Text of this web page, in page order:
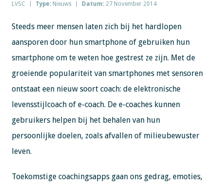
LVSC Type: Nieuws Datum: 27 November 2014
Steeds meer mensen laten zich bij het hardlopen
aansporen door hun smartphone of gebruiken hun
smartphone om te weten hoe gestrest ze zijn. Met de
groeiende populariteit van smartphones met sensoren
ontstaat een nieuw soort coach: de elektronische
levensstijlcoach of e-coach. De e-coaches kunnen
gebruikers helpen bij het behalen van hun
persoonlijke doelen, zoals afvallen of milieubewuster
leven.
Toekomstige coachingsapps gaan ons gedrag, emoties,